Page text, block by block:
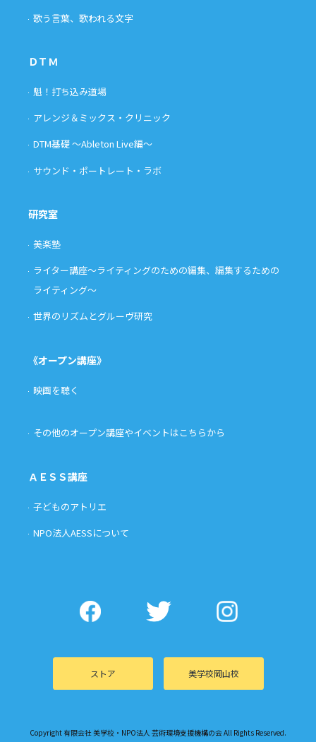
歌う言葉、歌われる文字
ＤＴＭ
魁！打ち込み道場
アレンジ＆ミックス・クリニック
DTM基礎 〜Ableton Live編〜
サウンド・ポートレート・ラボ
研究室
美楽塾
ライター講座〜ライティングのための編集、編集するための
ライティング〜
世界のリズムとグルーヴ研究
《オープン講座》
映画を聴く
その他のオープン講座やイベントはこちらから
ＡＥＳＳ講座
子どものアトリエ
NPO法人AESSについて
ストア 美学校岡山校
Copyright 有限会社 美学校・NPO法人 芸術環境支援機構の会 All Rights Reserved.